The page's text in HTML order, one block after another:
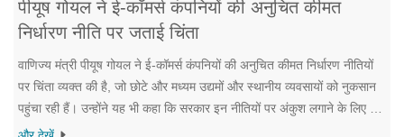
पीयूष गोयल ने ई-कॉमर्स कंपनियों की अनुचित कीमत
निर्धारण नीति पर जताई चिंता
वाणिज्य मंत्री पीयूष गोयल ने ई-कॉमर्स कंपनियों की अनुचित कीमत निर्धारण नीतियों
पर चिंता व्यक्त की है, जो छोटे और मध्यम उद्यमों और स्थानीय व्यवसायों को नुकसान
पहुंचा रही हैं। उन्होंने यह भी कहा कि सरकार इन नीतियों पर अंकुश लगाने के लिए नए
नियम बना रही है ताकि छोटे व्यवसायों के हितों की रक्षा की जा सके और निष्पक्ष